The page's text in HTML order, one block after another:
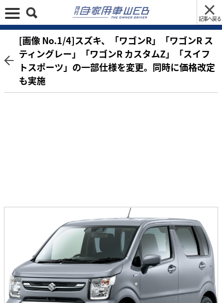
記事へ戻る
[画像 No.1/4]スズキ、「ワゴンR」「ワゴンR ス
ティングレー」「ワゴンR カスタムZ」「スイフ
トスポーツ」の一部仕様を変更。同時に価格改定
も実施